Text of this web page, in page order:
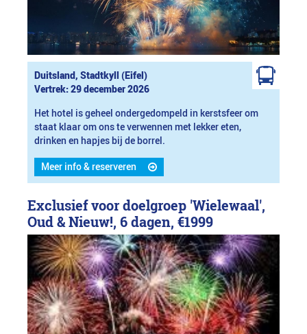
Duitsland, Stadtkyll (Eifel)
Vertrek: 29 december 2026
Het hotel is geheel ondergedompeld in kerstsfeer om
staat klaar om ons te verwennen met lekker eten,
drinken en hapjes bij de borrel.
Meer info & reserveren
Exclusief voor doelgroep 'Wielewaal',
Oud & Nieuw!, 6 dagen, €1999